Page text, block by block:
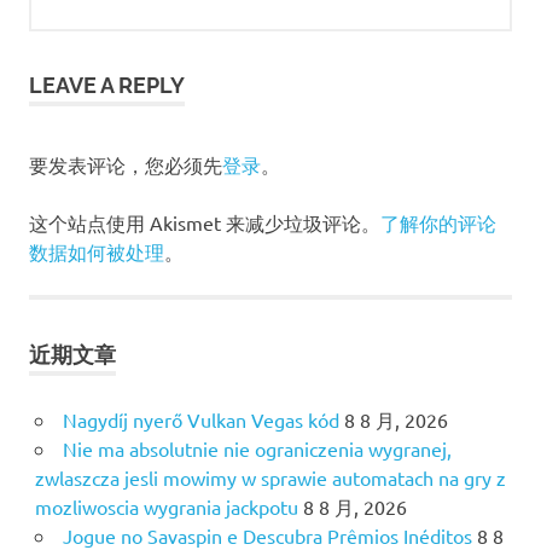
LEAVE A REPLY
要发表评论，您必须先登录。
这个站点使用 Akismet 来减少垃圾评论。 了解你的评论
数据如何被处理。
近期文章
Nagydíj nyerő Vulkan Vegas kód 8 8 月, 2026
Nie ma absolutnie nie ograniczenia wygranej,
zwlaszcza jesli mowimy w sprawie automatach na gry z
mozliwoscia wygrania jackpotu 8 8 月, 2026
Jogue no Savaspin e Descubra Prêmios Inéditos 8 8